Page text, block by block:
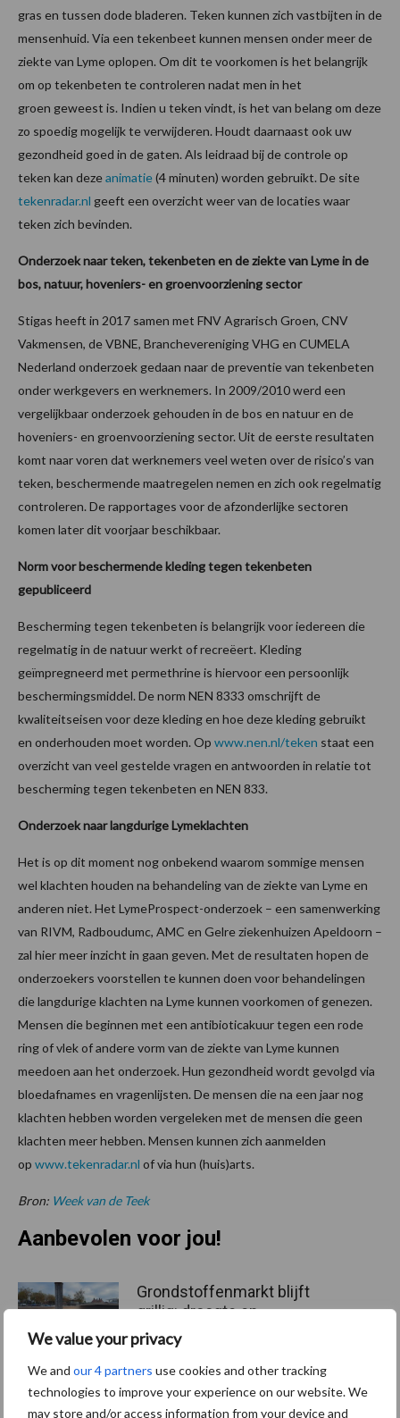
We value your privacy
We and our 4 partners use cookies and other tracking
technologies to improve your experience on our website. We
may store and/or access information from your device and
gras en tussen dode bladeren. Teken kunnen zich vastbijten in de
mensenhuid. Via een tekenbeet kunnen mensen onder meer de
ziekte van Lyme oplopen. Om dit te voorkomen is het belangrijk
om op tekenbeten te controleren nadat men in het
groen geweest is. Indien u teken vindt, is het van belang om deze
zo spoedig mogelijk te verwijderen. Houdt daarnaast ook uw
gezondheid goed in de gaten. Als leidraad bij de controle op
teken kan dezeanimatie(4 minuten) worden gebruikt. De site
tekenradar.nl geeft een overzicht weer van de locaties waar
teken zich bevinden.
Onderzoek naar teken, tekenbeten en de ziekte van Lymein de
bos, natuur, hoveniers- en groenvoorziening sector
Stigas heeft in 2017 samen met FNV Agrarisch Groen, CNV
Vakmensen, de VBNE, Branchevereniging VHG en CUMELA
Nederland onderzoek gedaan naar de preventie van tekenbeten
onder werkgevers en werknemers. In 2009/2010 werd een
vergelijkbaar onderzoek gehouden in de bos en natuur en de
hoveniers- en groenvoorziening sector. Uit de eerste resultaten
komt naar voren dat werknemers veel weten over de risico’s van
teken, beschermende maatregelen nemen en zich ook regelmatig
controleren. De rapportages voor de afzonderlijke sectoren
komen later dit voorjaar beschikbaar.
Norm voor beschermende kleding tegen tekenbeten
gepubliceerd
Bescherming tegen tekenbeten is belangrijk voor iedereen die
regelmatig in de natuur werkt of recreëert. Kleding
geïmpregneerd met permethrine is hiervoor een persoonlijk
beschermingsmiddel. De norm NEN 8333 omschrijft de
kwaliteitseisen voor deze kleding en hoe deze kleding gebruikt
en onderhouden moet worden. Op www.nen.nl/teken staat een
overzicht van veel gestelde vragen en antwoorden in relatie tot
bescherming tegen tekenbeten en NEN 833.
Onderzoek naar langdurige Lymeklachten
Het is op dit moment nog onbekend waarom sommige mensen
wel klachten houden na behandeling van de ziekte van Lyme en
anderen niet. Het LymeProspect-onderzoek – een samenwerking
van RIVM, Radboudumc, AMC en Gelre ziekenhuizen Apeldoorn –
zal hier meer inzicht in gaan geven. Met de resultaten hopen de
onderzoekers voorstellen te kunnen doen voor behandelingen
die langdurige klachten na Lyme kunnen voorkomen of genezen.
Mensen die beginnen met een antibioticakuur tegen een rode
ring of vlek of andere vorm van de ziekte van Lyme kunnen
meedoen aan het onderzoek. Hun gezondheid wordt gevolgd via
bloedafnames en vragenlijsten. De mensen die na een jaar nog
klachten hebben worden vergeleken met de mensen die geen
klachten meer hebben. Mensen kunnen zich aanmelden
op www.tekenradar.nl of via hun (huis)arts.
Bron: Week van de Teek
Aanbevolen voor jou!
Grondstoffenmarkt blijft
grillig: droogte en
geopolitiek houden handel
in de greep
De speenhuid: een vaak